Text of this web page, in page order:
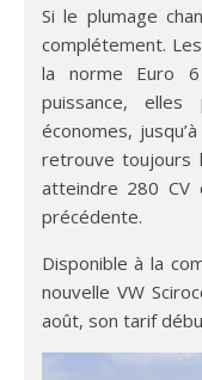
Si le plumage
complétement.
la norme Euro
puissance,
économes,
retrouve toujours
atteindre 280 CV
précédente.
Disponible à la
nouvelle VW
août, son tarif